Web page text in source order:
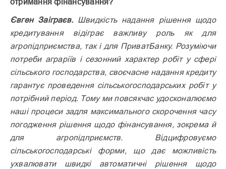
Євген Заіграєв. Швидкість надання рішення щодо
кредитування відіграє важливу роль як для
агропідприємства, так і для ПриватБанку. Розуміючи
потреби аграріїв і сезонний характер робіт у сфері
сільського господарства, своєчасне надання кредиту
гарантує проведення сільськогосподарських робіт у
потрібний період. Тому ми повсякчас удос­коналюємо
наші процеси задля максимального скорочення часу
погодження рішення щодо фінансування, зокрема й
для агропідприємств. Відцифровуємо
сільськогосподарські форми, що дає можливість
ухвалювати швидкі автоматичні рішення щодо